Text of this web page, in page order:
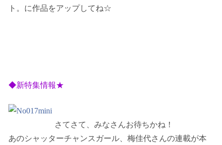
ト。に作品をアップしてね☆
◆新特集情報★
さてさて、みなさんお待ちかね！
あのシャッターチャンスガール、梅佳代さんの連載が本